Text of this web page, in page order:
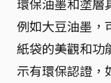
例如大豆油墨，
紙袋的美觀和功
示有環保認證，